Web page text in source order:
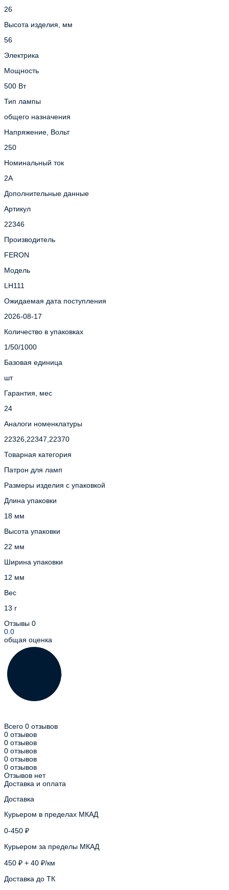
26
Высота изделия, мм
56
Электрика
Мощность
500 Вт
Тип лампы
общего назначения
Напряжение, Вольт
250
Номинальный ток
2А
Дополнительные данные
Артикул
22346
Производитель
FERON
Модель
LH111
Ожидаемая дата поступления
2026-08-17
Количество в упаковках
1/50/1000
Базовая единица
шт
Гарантия, мес
24
Аналоги номенклатуры
22326,22347,22370
Товарная категория
Патрон для ламп
Размеры изделия с упаковкой
Длина упаковки
18 мм
Высота упаковки
22 мм
Ширина упаковки
12 мм
Вес
13 г
Отзывы 0
0.0
общая оценка
Всего 0 отзывов
0 отзывов
0 отзывов
0 отзывов
0 отзывов
0 отзывов
Отзывов нет
Доставка и оплата
Доставка
Курьером в пределах МКАД
0-450 ₽
Курьером за пределы МКАД
450 ₽ + 40 ₽/км
Доставка до ТК